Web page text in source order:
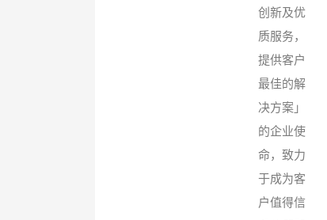
创新及优
质服务，
提供客户
最佳的解
决方案」
的企业使
命，致力
于成为客
户值得信